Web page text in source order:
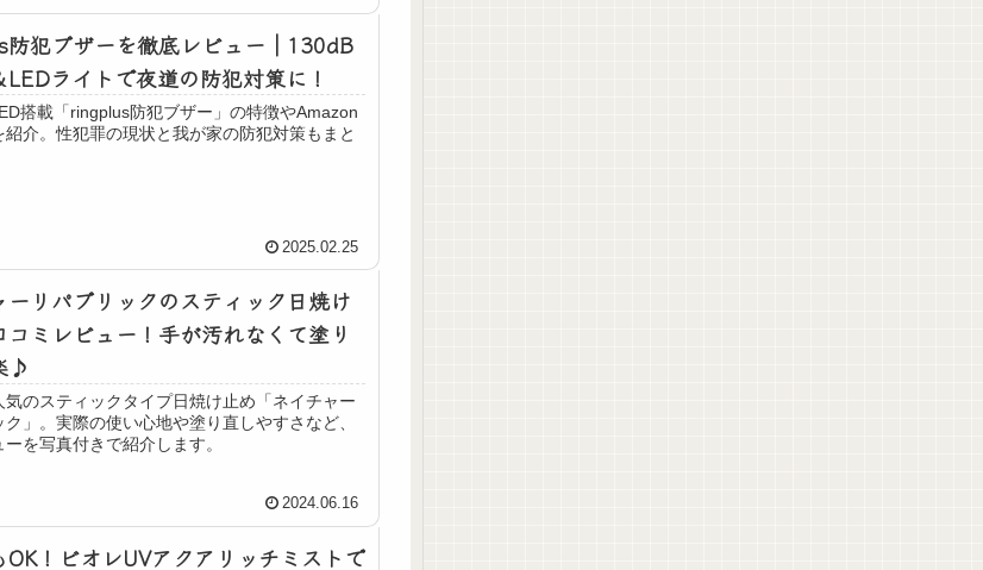
犯ブザーを徹底レビュー｜130dB
LEDライトで夜道の防犯対策に！
搭載「ringplus防犯ブザー」の特徴やAmazon
紹介。性犯罪の現状と我が家の防犯対策もまと
2025.02.25
ーリパブリックのスティック日焼け
コミレビュー！手が汚れなくて塗り
♪
気のスティックタイプ日焼け止め「ネイチャー
ク」。実際の使い心地や塗り直しやすさなど、
を写真付きで紹介します。
2024.06.16
OK！ビオレUVアクアリッチミストで